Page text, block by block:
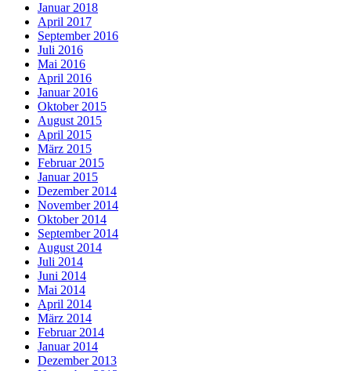
Januar 2018
April 2017
September 2016
Juli 2016
Mai 2016
April 2016
Januar 2016
Oktober 2015
August 2015
April 2015
März 2015
Februar 2015
Januar 2015
Dezember 2014
November 2014
Oktober 2014
September 2014
August 2014
Juli 2014
Juni 2014
Mai 2014
April 2014
März 2014
Februar 2014
Januar 2014
Dezember 2013